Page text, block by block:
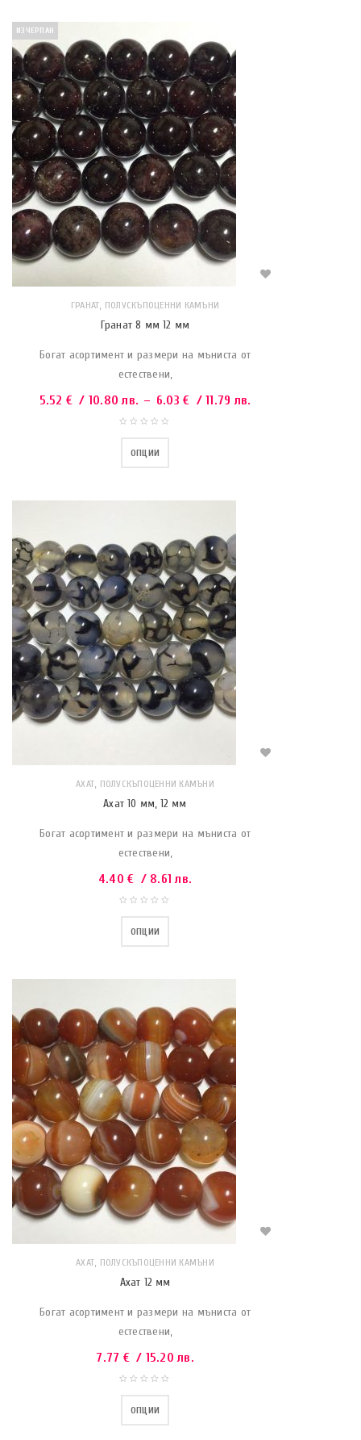
ИЗЧЕРПАН
ГРАНАТ, ПОЛУСКЪПОЦЕННИ КАМЪНИ
Гранат 8 мм 12 мм
Богат асортимент и размери на мъниста от
естествени,
5.52 € / 10.80 лв. – 6.03€ / 11.79 лв.
ОПЦИИ
АХАТ, ПОЛУСКЪПОЦЕННИ КАМЪНИ
Ахат 10 мм, 12 мм
Богат асортимент и размери на мъниста от
естествени,
4.40€ / 8.61 лв.
ОПЦИИ
АХАТ, ПОЛУСКЪПОЦЕННИ КАМЪНИ
Ахат 12 мм
Богат асортимент и размери на мъниста от
естествени,
7.77 € / 15.20 лв.
ОПЦИИ